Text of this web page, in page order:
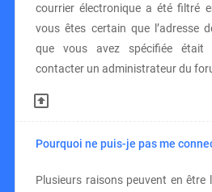
courrier électronique a été filtré
vous êtes certain que l’adresse
que vous avez spécifiée était
contacter un administrateur du
Pourquoi ne puis-je pas me
Plusieurs raisons peuvent en être